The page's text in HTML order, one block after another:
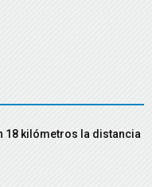
18 kilómetros la distancia